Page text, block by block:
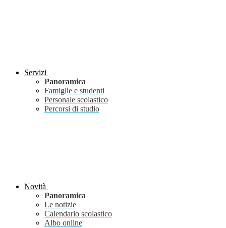
Servizi
Panoramica
Famiglie e studenti
Personale scolastico
Percorsi di studio
Novità
Panoramica
Le notizie
Calendario scolastico
Albo online